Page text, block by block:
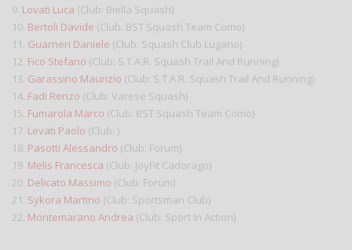
9. Lovati Luca (Club: Biella Squash)
10. Bertoli Davide (Club: BST Squash Team Como)
11. Guarneri Daniele (Club: Squash Club Lugano)
12. Fico Stefano (Club: S.T.A.R. Squash Trail And Running)
13. Garassino Maurizio (Club: S.T.A.R. Squash Trail And Running)
14. Fadi Renzo (Club: Varese Squash)
15. Fumarola Marco (Club: BST Squash Team Como)
17. Levati Paolo (Club: )
18. Pasotti Alessandro (Club: Forum)
19. Melis Francesca (Club: JoyFit Cadorago)
20. Delicato Massimo (Club: Forum)
21. Sykora Martino (Club: Sportsman Club)
22. Montemarano Andrea (Club: Sport In Action)